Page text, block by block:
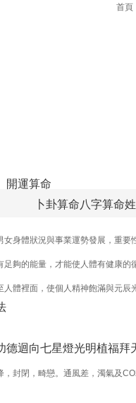
首頁
開運算命
卜卦算命八字算命
德迴向七星燈光明植福拜
身體狀況與事業運勢發展，重要
夠的能量，才能使人體有健康的
體裡面，使個人精神飽滿與元辰
封閉，畸戀。通風差，濁氣及